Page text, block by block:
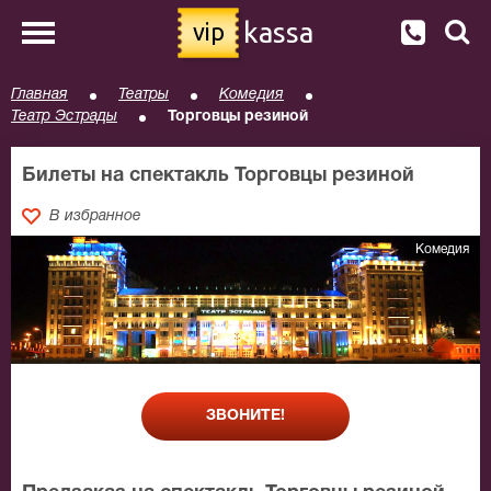
vip kassa
Главная Театры
Комедия
Театр Эстрады
Торговцы резиной
Билеты на спектакль Торговцы резиной
В избранное
Комедия
ЗВОНИТЕ!